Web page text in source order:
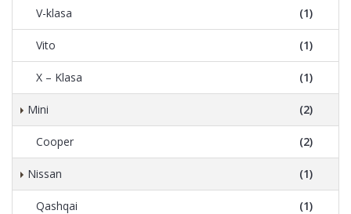
V-klasa (1)
Vito (1)
X – Klasa (1)
Mini (2)
Cooper (2)
Nissan (1)
Qashqai (1)